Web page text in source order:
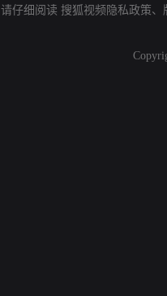
请仔细阅读 搜狐视频隐私政策、